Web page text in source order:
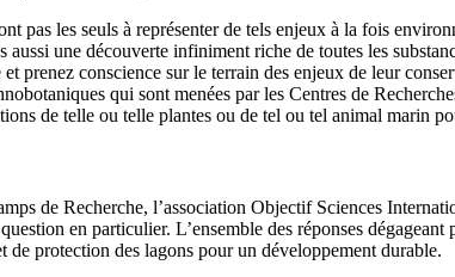
pas les seuls à représenter de tels enjeux à la fois
une découverte infiniment riche de toutes les
prenez conscience sur le terrain des enjeux de leur
qui sont menées par les Centres de
de telle ou telle plantes ou de tel ou tel animal marin
de Recherche, l’association Objectif Sciences
en particulier. L’ensemble des réponses
de protection des lagons pour un développement durable.